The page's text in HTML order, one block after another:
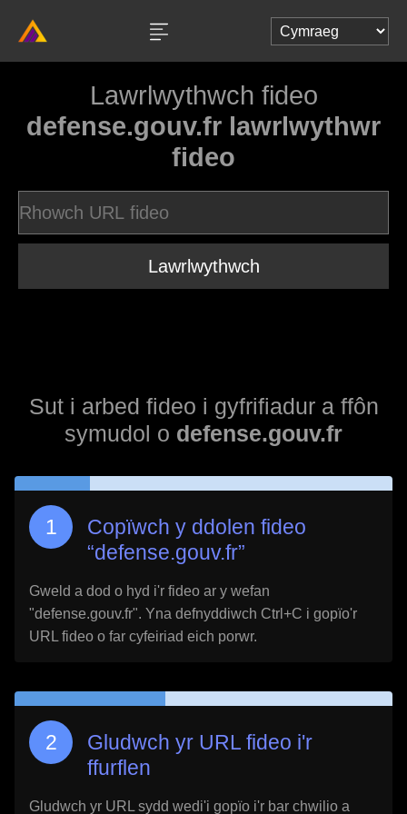
Lawrlwythwch fideo
defense.gouv.fr lawrlwythwr
fideo
Lawrlwythwch
Sut i arbed fideo i gyfrifiadur a ffôn
symudol o defense.gouv.fr
Copïwch y ddolen fideo
“defense.gouv.fr”
Gweld a dod o hyd i'r fideo ar y wefan
"defense.gouv.fr". Yna defnyddiwch Ctrl+C i gopïo'r
URL fideo o far cyfeiriad eich porwr.
Gludwch yr URL fideo i'r
ffurflen
Gludwch yr URL sydd wedi'i gopïo i'r bar chwilio a